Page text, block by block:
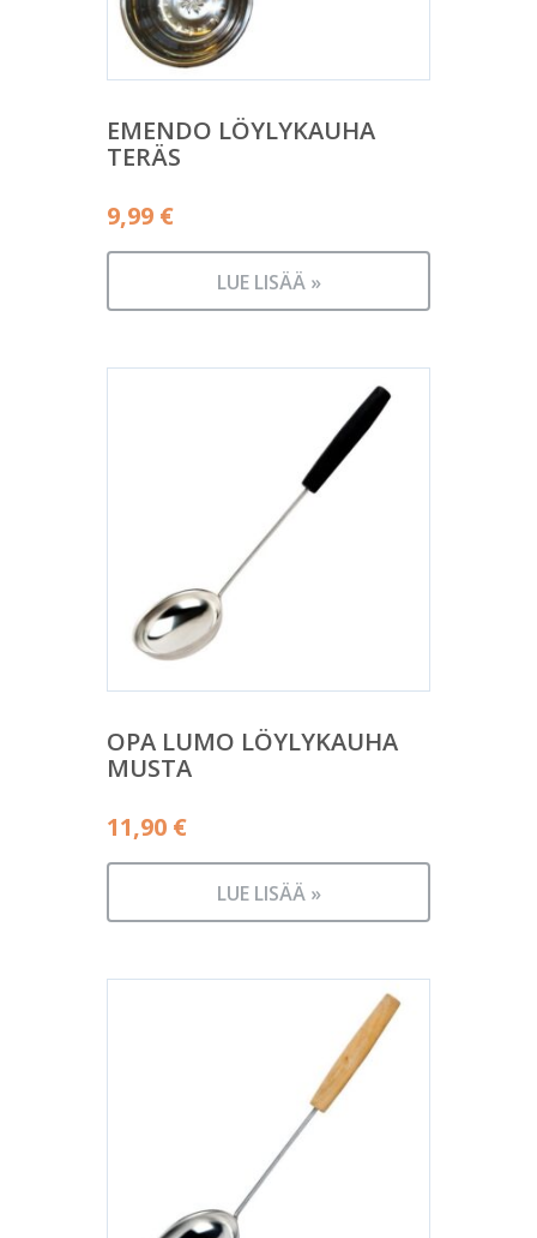
EMENDO LÖYLYKAUHA
TERÄS
9,99 €
LUE LISÄÄ »
OPA LUMO LÖYLYKAUHA
MUSTA
11,90 €
LUE LISÄÄ »